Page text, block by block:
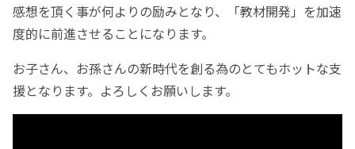
感想を頂く事が何よりの励みとなり、「教材開発」を加速
度的に前進させることになります。
お子さん、お孫さんの新時代を創る為のとてもホットな支
援となります。よろしくお願いします。